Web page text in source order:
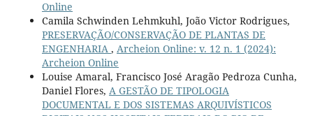
Online
Camila Schwinden Lehmkuhl, João Victor Rodrigues,
PRESERVAÇÃO/CONSERVAÇÃO DE PLANTAS DE
ENGENHARIA , Archeion Online: v. 12 n. 1 (2024):
Archeion Online
Louise Amaral, Francisco José Aragão Pedroza Cunha,
Daniel Flores, A GESTÃO DE TIPOLOGIA
DOCUMENTAL E DOS SISTEMAS ARQUIVÍSTICOS